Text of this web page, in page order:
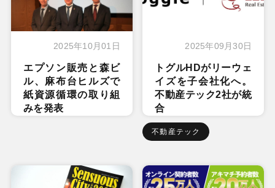
2025年10月01日
エプソン販売と森ビ
ル、麻布台ヒルズで
紙資源循環の取り組
みを発表
2025年09月30日
トグルHDがリーウェ
イズを子会社化へ。
不動産テック2社が統
合
不動産テック